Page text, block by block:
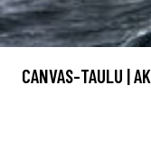
CANVAS-TAULU |